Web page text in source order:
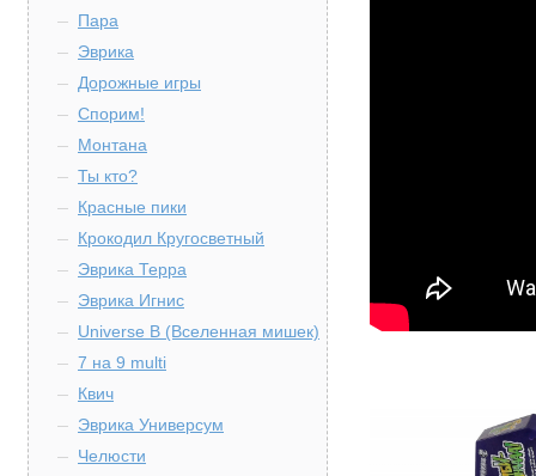
Пара
Эврика
Дорожные игры
Спорим!
Монтана
Ты кто?
Красные пики
Крокодил Кругосветный
Эврика Терра
Эврика Игнис
Universe B (Вселенная мишек)
7 на 9 multi
Квич
Эврика Универсум
Челюсти